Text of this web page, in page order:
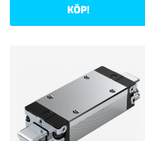
KÖP!